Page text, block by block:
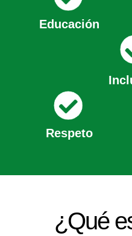
Educación
Respeto
¿Qué